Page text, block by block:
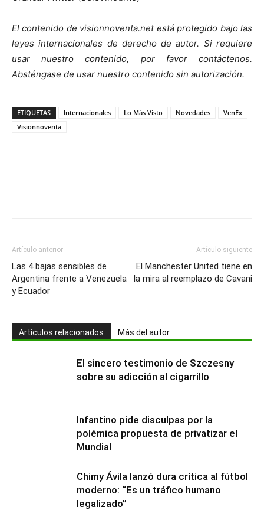
El contenido de visionnoventa.net está protegido bajo las
leyes internacionales de derecho de autor. Si requiere
usar nuestro contenido, por favor contáctenos.
Absténgase de usar nuestro contenido sin autorización.
ETIQUETAS Internacionales Lo Más Visto Novedades
VenEx
Visionnoventa
Artículo anterior
Las 4 bajas sensibles de
Argentina frente a Venezuela
y Ecuador
Artículo siguiente
El Manchester United tiene en
la mira al reemplazo de Cavani
Artículos relacionados Más del autor
El sincero testimonio de Szczesny
sobre su adicción al cigarrillo
Infantino pide disculpas por la
polémica propuesta de privatizar el
Mundial
Chimy Ávila lanzó dura crítica al fútbol
moderno: “Es un tráfico humano
legalizado”